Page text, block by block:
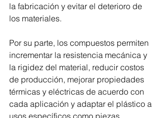
la fabricación y evitar el deterioro de
los materiales.
Por su parte, los compuestos permiten
incrementar la resistencia mecánica y
la rigidez del material, reducir costos
de producción, mejorar propiedades
térmicas y eléctricas de acuerdo con
cada aplicación y adaptar el plástico a